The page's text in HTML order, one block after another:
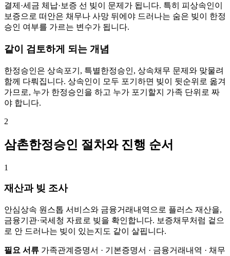
결제·세금 체납·보증 선 빚이 문제가 됩니다. 특히 피상속인이
보증으로 떠안은 채무나 사망 뒤에야 드러나는 숨은 빚이 한정
승인 여부를 가르는 변수가 됩니다.
같이 검토하게 되는 개념
한정승인은 상속포기, 특별한정승인, 상속채무 문제와 맞물려
함께 다뤄집니다. 상속인이 모두 포기하면 빚이 뒷순위로 옮겨
가므로, 누가 한정승인을 하고 누가 포기할지 가족 단위로 짜
야 합니다.
2
삼촌한정승인 절차와 진행 순서
1
재산과 빚 조사
안심상속 원스톱 서비스와 금융거래내역으로 플러스 재산을,
금융기관·국세청 자료로 빚을 확인합니다. 보증채무처럼 겉으
로 안 드러나는 빚이 있는지도 같이 살핍니다.
필요 서류 가족관계증명서 · 기본증명서 · 금융거래내역 · 채무